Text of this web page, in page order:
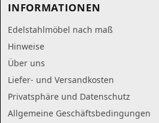
INFORMATIONEN
Edelstahlmöbel nach maß
Hinweise
Über uns
Liefer- und Versandkosten
Privatsphäre und Datenschutz
Allgemeine Geschäftsbedingungen